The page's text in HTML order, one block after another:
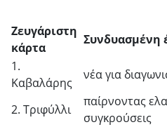
Ζευγάριστη
κάρτα
Συνδυασμένη
1.
Καβαλάρης
νέα για
2. Τριφύλλι
παίρνοντας
συγκρούσεις